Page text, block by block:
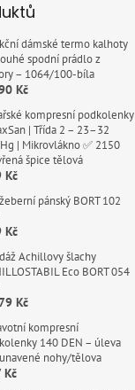
dámské termo kalhoty
spodní prádlo z
– 1064/100-bíla
Kč
kompresní podkolenky
| Třída 2 – 23–32
| Mikrovlákno ✅ 2150
špice tělová
Kč
pánský BORT 102
Kč
Achillovy šlachy
Eco BORT 054
Kč
kompresní
140 DEN – úleva
nohy/tělova
Kč